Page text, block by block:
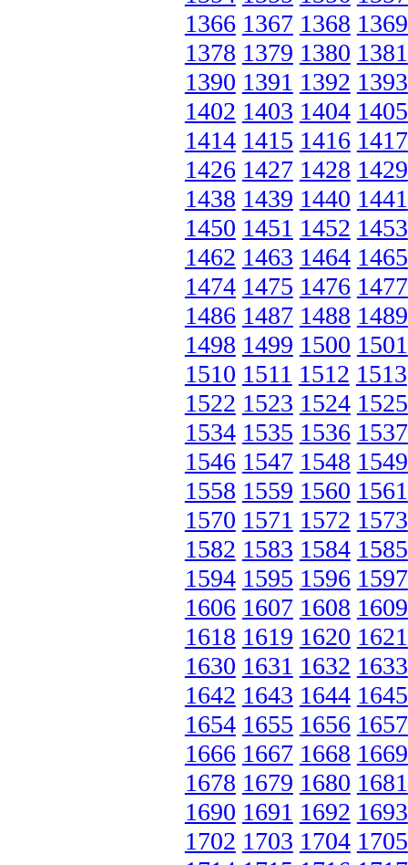
1366 1367 1368 1369
1378 1379 1380 1381
1390 1391 1392 1393
1402 1403 1404 1405
1414 1415 1416 1417
1426 1427 1428 1429
1438 1439 1440 1441
1450 1451 1452 1453
1462 1463 1464 1465
1474 1475 1476 1477
1486 1487 1488 1489
1498 1499 1500 1501
1510 1511 1512 1513
1522 1523 1524 1525
1534 1535 1536 1537
1546 1547 1548 1549
1558 1559 1560 1561
1570 1571 1572 1573
1582 1583 1584 1585
1594 1595 1596 1597
1606 1607 1608 1609
1618 1619 1620 1621
1630 1631 1632 1633
1642 1643 1644 1645
1654 1655 1656 1657
1666 1667 1668 1669
1678 1679 1680 1681
1690 1691 1692 1693
1702 1703 1704 1705